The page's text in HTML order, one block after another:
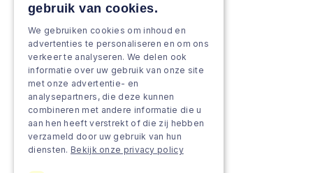
gebruik van cookies.
We gebruiken cookies om inhoud en
advertenties te personaliseren en om ons
verkeer te analyseren. We delen ook
informatie over uw gebruik van onze site
met onze advertentie- en
analysepartners, die deze kunnen
combineren met andere informatie die u
aan hen heeft verstrekt of die zij hebben
verzameld door uw gebruik van hun
diensten. Bekijk onze privacy policy